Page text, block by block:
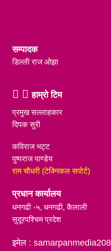
सम्पादक
डिल्ली राज ओझा
हाम्रो टिम
प्रमुख सल्लाहकार
दिपक सुरी
कविराज भट्ट
पुष्पराज पाण्डेय
राम चौधरी (टेक्निकल सपोर्ट)
प्रधान कार्यालय
धनगढी -५, धनगढी, कैलाली
सुदूरपश्चिम प्रदेश
इमेल :